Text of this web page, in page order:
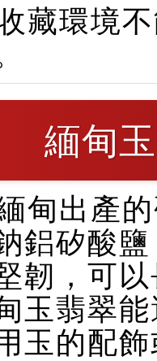
藏環境
緬甸
甸出產
鋁矽酸
韌，可
玉翡翠
玉的配